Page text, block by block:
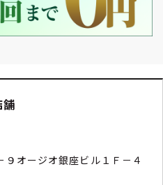
舗
オージオ銀座ビル１Ｆ－４